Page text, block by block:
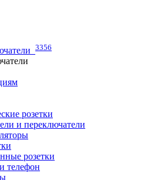
3356
розетки
и переключатели
розетки
телефон